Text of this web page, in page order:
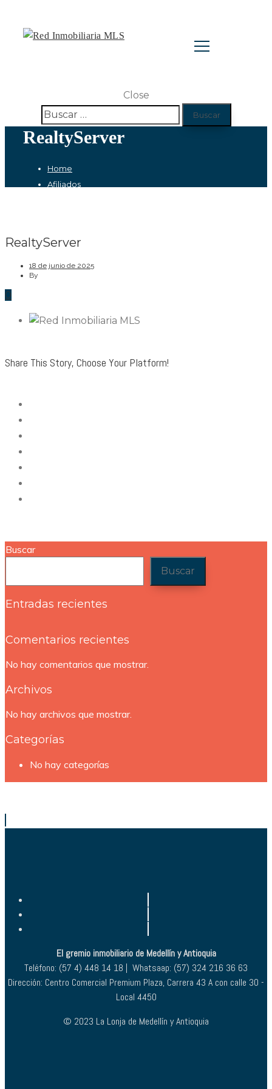
Close
Buscar:
RealtyServer
Home
Afiliados
RealtyServer
18 de junio de 2025
By
0
Share This Story, Choose Your Platform!
Buscar
Buscar
Entradas recientes
Comentarios recientes
No hay comentarios que mostrar.
Archivos
No hay archivos que mostrar.
Categorías
No hay categorías
El gremio inmobiliario de Medellín y Antioquia
Teléfono: (57 4) 448 14 18 | Whatsaap: (57) 324 216 36 63
Dirección: Centro Comercial Premium Plaza, Carrera 43 A con calle 30 -
Local 4450
© 2023 La Lonja de Medellín y Antioquia